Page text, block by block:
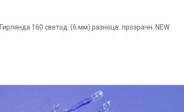
Гирлянда 160 светод. (6 мм) разноцв. прозрачн. NEW